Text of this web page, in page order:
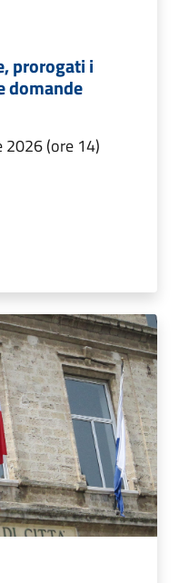
prorogati i
domande
2026 (ore 14)